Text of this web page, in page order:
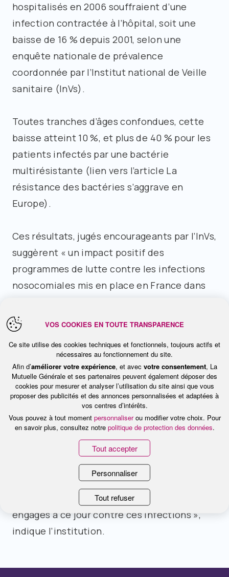
hospitalisés en 2006 souffraient d’une
infection contractée à l’hôpital, soit une
baisse de 16 % depuis 2001, selon une
enquête nationale de prévalence
coordonnée par l’Institut national de Veille
sanitaire (InVs).
Toutes tranches d’âges confondues, cette
baisse atteint 10 %, et plus de 40 % pour les
patients infectés par une bactérie
multirésistante (lien vers l’article La
résistance des bactéries s’aggrave en
Europe).
Ces résultats, jugés encourageants par l’InVs,
suggèrent « un impact positif des
programmes de lutte contre les infections
nosocomiales mis en place en France dans
Mais pas question de crier victoire pour
autant. L’InVs rappelle que malgré la baisse
des cas, les infections nosocomiales «
concernaient encore 1 patient hospitalisé
sur 20 » en 2006. En outre, « elles
surviennent dans une population
particulièrement à risque car constituée
majoritairement de sujets âgés ou
fréquemment exposés à des actes invasifs »,
tels qu’une intervention chirurgicale. « Une
situation qui justifie la poursuite des efforts
engagés à ce jour contre ces infections »,
indique l’institution.
VOS COOKIES EN TOUTE TRANSPARENCE
Ce site utilise des cookies techniques et fonctionnels, toujours actifs et
nécessaires au fonctionnement du site.
Afin d’améliorer votre expérience, et avec votre consentement, La
Mutuelle Générale et ses partenaires peuvent également déposer des
cookies pour mesurer et analyser l’utilisation du site ainsi que vous
proposer des publicités et des annonces personnalisées et adaptées à
vos centres d’intérêts.
Vous pouvez à tout moment personnaliserou modifier votre choix. Pour
en savoir plus, consultez notre politique de protection des données.
Tout accepter
Personnaliser
Tout refuser